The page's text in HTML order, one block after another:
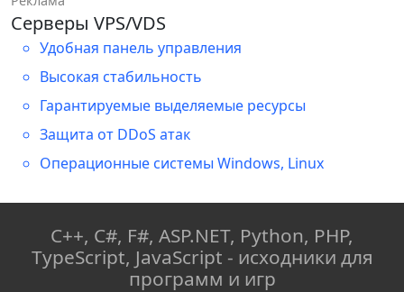
Серверы VPS/VDS
Удобная панель управления
Высокая стабильность
Гарантируемые выделяемые ресурсы
Защита от DDoS атак
Операционные системы Windows, Linux
C++, C#, F#, ASP.NET, Python, PHP,
TypeScript, JavaScript - исходники для
программ и игр